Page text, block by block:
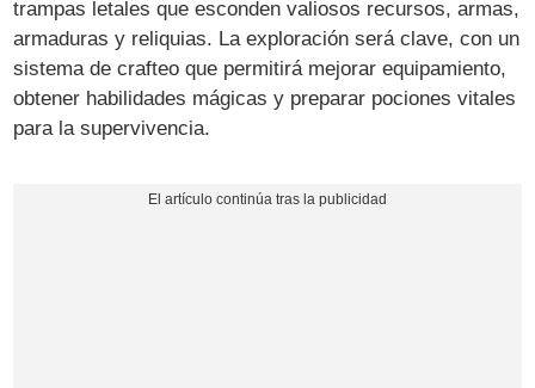
trampas letales que esconden valiosos recursos, armas,
armaduras y reliquias. La exploración será clave, con un
sistema de crafteo que permitirá mejorar equipamiento,
obtener habilidades mágicas y preparar pociones vitales
para la supervivencia.